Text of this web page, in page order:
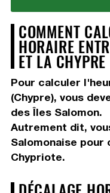
COMMENT
HORAIRE
ET LA
Pour calculer
(Chypre), vous
des Îles Salomon.
Autrement dit,
Salomonaise
Chypriote.